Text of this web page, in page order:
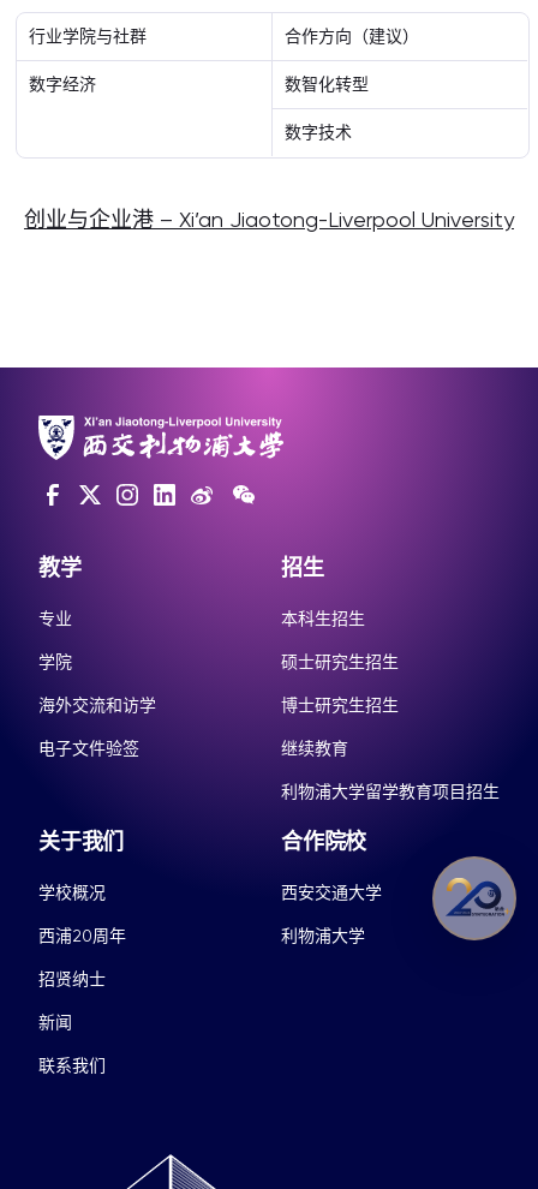
行业学院与社群 合作方向（建议）
数字经济 数智化转型
数字技术
创业与企业港 – Xi’an Jiaotong-Liverpool University
教学
专业
学院
海外交流和访学
电子文件验签
招生
本科生招生
硕士研究生招生
博士研究生招生
继续教育
利物浦大学留学教育项目招生
关于我们
学校概况
西浦20周年
招贤纳士
新闻
联系我们
合作院校
西安交通大学
利物浦大学